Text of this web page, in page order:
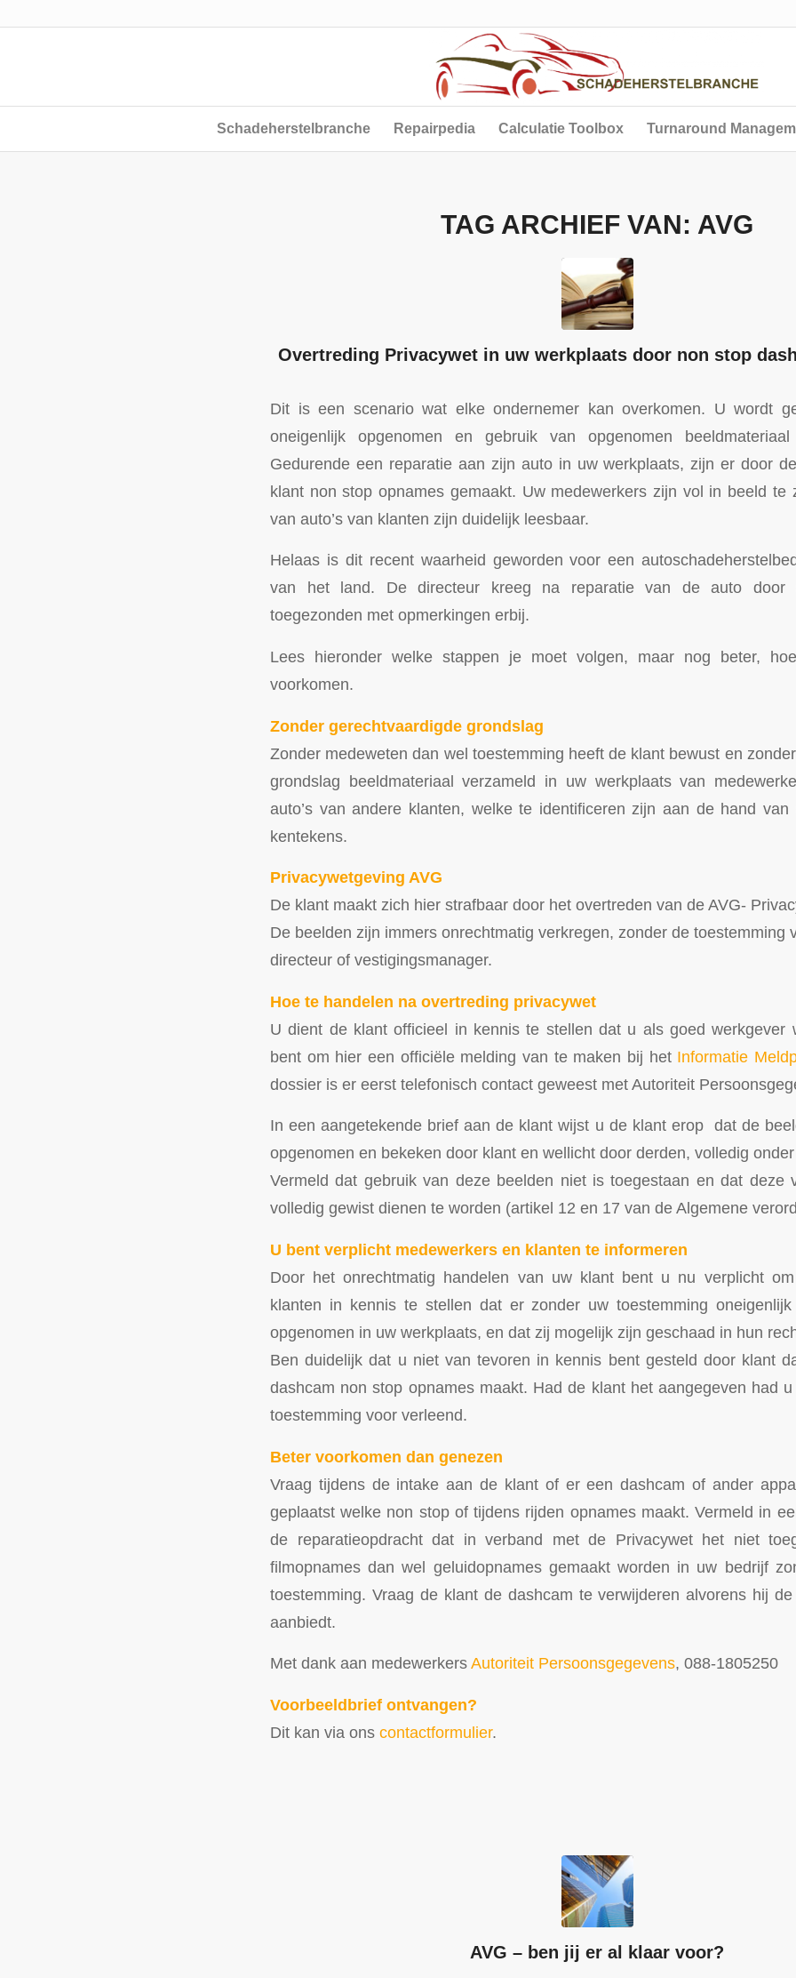
Schadeherstelbranche Repairpedia Calculatie Toolbox Turnaround
TAG ARCHIEF VAN: AVG
Overtreding Privacywet in uw werkplaats door non stop
Dit is een scenario wat elke ondernemer kan overkomen. U wordt
oneigenlijk opgenomen en gebruik van opgenomen
Gedurende een reparatie aan zijn auto in uw werkplaats, zijn er door
klant non stop opnames gemaakt. Uw medewerkers zijn vol in beeld te
van auto’s van klanten zijn duidelijk leesbaar.
Helaas is dit recent waarheid geworden voor een
van het land. De directeur kreeg na reparatie van de auto door
toegezonden met opmerkingen erbij.
Lees hieronder welke stappen je moet volgen, maar nog beter,
voorkomen.
Zonder gerechtvaardigde grondslag
Zonder medeweten dan wel toestemming heeft de klant bewust en
grondslag beeldmateriaal verzameld in uw werkplaats van
auto’s van andere klanten, welke te identificeren zijn aan de hand
kentekens.
Privacywetgeving AVG
De klant maakt zich hier strafbaar door het overtreden van de AVG-
De beelden zijn immers onrechtmatig verkregen, zonder de toestemming
directeur of vestigingsmanager.
Hoe te handelen na overtreding privacywet
U dient de klant officieel in kennis te stellen dat u als goed werkgever
bent om hier een officiële melding van te maken bij het Informatie
dossier is er eerst telefonisch contact geweest met Autoriteit
In een aangetekende brief aan de klant wijst u de klant erop dat de
opgenomen en bekeken door klant en wellicht door derden, volledig
Vermeld dat gebruik van deze beelden niet is toegestaan en dat deze
volledig gewist dienen te worden (artikel 12 en 17 van de Algemene
U bent verplicht medewerkers en klanten te informeren
Door het onrechtmatig handelen van uw klant bent u nu verplicht
klanten in kennis te stellen dat er zonder uw toestemming
opgenomen in uw werkplaats, en dat zij mogelijk zijn geschaad in hun
Ben duidelijk dat u niet van tevoren in kennis bent gesteld door klant
dashcam non stop opnames maakt. Had de klant het aangegeven had
toestemming voor verleend.
Beter voorkomen dan genezen
Vraag tijdens de intake aan de klant of er een dashcam of ander
geplaatst welke non stop of tijdens rijden opnames maakt. Vermeld in
de reparatieopdracht dat in verband met de Privacywet het niet
filmopnames dan wel geluidopnames gemaakt worden in uw bedrijf
toestemming. Vraag de klant de dashcam te verwijderen alvorens hij
aanbiedt.
Met dank aan medewerkersAutoriteit Persoonsgegevens, 088-1805250
Voorbeeldbrief ontvangen?
Dit kan via ons contactformulier.
AVG – ben jij er al klaar voor?